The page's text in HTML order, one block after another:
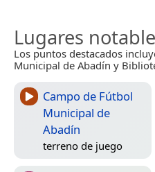
Lugares
Los puntos destacados
Municipal de Abadín y
Campo de Fútbol
Municipal de
Abadín
terreno de juego